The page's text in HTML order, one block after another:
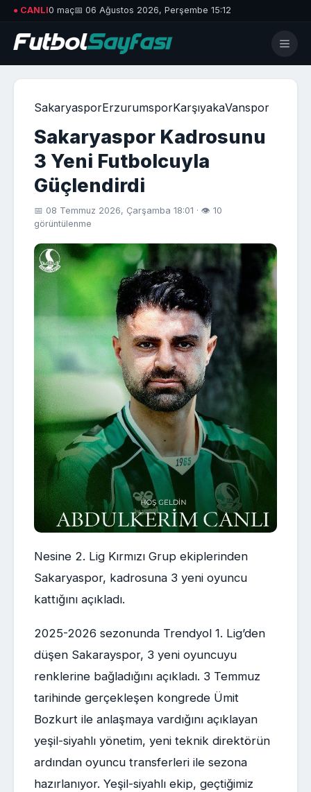
● CANLI0 maç📅 06 Ağustos 2026, Perşembe 15:12
SakaryasporErzurumsporKarşıyakaVanspor
Sakaryaspor Kadrosunu
3 Yeni Futbolcuyla
Güçlendirdi
📅 08 Temmuz 2026, Çarşamba 18:01 · 👁 10
görüntülenme
Nesine 2. Lig Kırmızı Grup ekiplerinden
Sakaryaspor, kadrosuna 3 yeni oyuncu
kattığını açıkladı.
2025-2026 sezonunda Trendyol 1. Lig’den
düşen Sakarayspor, 3 yeni oyuncuyu
renklerine bağladığını açıkladı. 3 Temmuz
tarihinde gerçekleşen kongrede Ümit
Bozkurt ile anlaşmaya vardığını açıklayan
yeşil-siyahlı yönetim, yeni teknik direktörün
ardından oyuncu transferleri ile sezona
hazırlanıyor. Yeşil-siyahlı ekip, geçtiğimiz